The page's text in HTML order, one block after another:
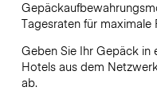
Tagesraten für maximale
Geben Sie Ihr Gepäck in
Hotels aus dem
ab.